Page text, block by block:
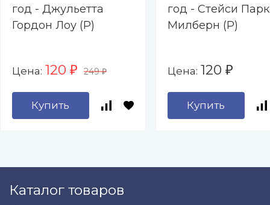
год - Джульетта
Гордон Лоу (P)
Цена: 120 ₽ 249₽
Купить
год - Стейси Парк
Милберн (P)
Цена: 120 ₽
Купить
Каталог товаров